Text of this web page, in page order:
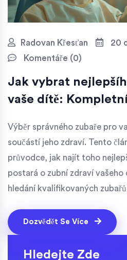
Radovan Křesťan
20
Komentáře (0)
Jak vybrat
vaše dítě:
Výběr správného zubaře pro
součástí jeho zdraví. Tento
průvodce, jak najít toho
postará o zubní zdraví
hledání kvalifikovaných
správnému čištění zubů.
co dělat, když se objeví zubní
Dozvědět Se Více
Hledejte Zde